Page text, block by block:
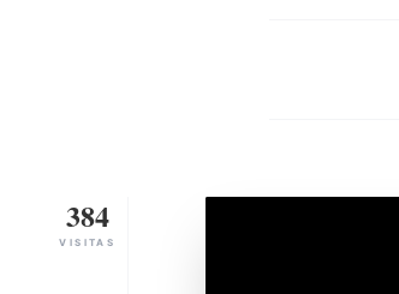
384
VISITAS